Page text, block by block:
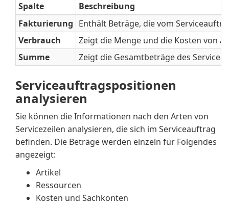
Spalte
Beschreibung
Fakturierung Enthält Beträge, die vom
Verbrauch
Zeigt die Menge und die Kosten von
Summe
Zeigt die Gesamtbeträge des
Serviceauftragspositionen
analysieren
Sie können die Informationen nach den Arten von
Servicezeilen analysieren, die sich im Serviceauftrag
befinden. Die Beträge werden einzeln für Folgendes
angezeigt:
Artikel
Ressourcen
Kosten und Sachkonten